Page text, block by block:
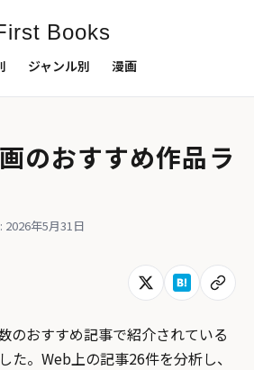
Books
ジャンル別 漫画
のおすすめ作品ラ
2026年5月31日
のおすすめ記事で紹介されている
た。Web上の記事26件を分析し、